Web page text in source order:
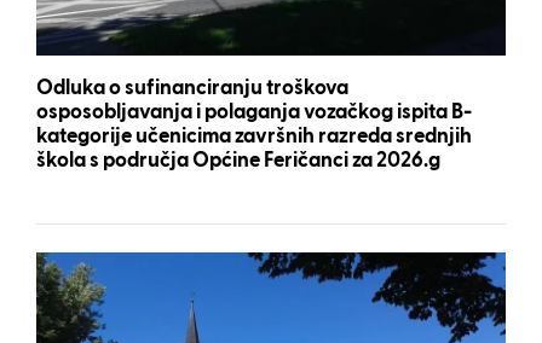
Odluka o sufinanciranju troškova
osposobljavanja i polaganja vozačkog ispita B-
kategorije učenicima završnih razreda srednjih
škola s područja Općine Feričanci za 2026.g